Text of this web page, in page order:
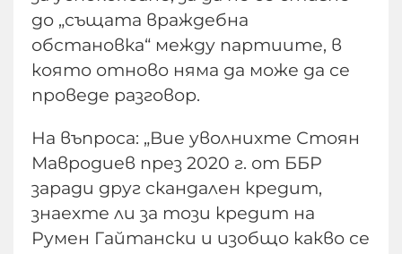
до „същата враждебна
обстановка“ между партиите, в
която отново няма да може да се
проведе разговор.
На въпроса: „Вие уволнихте Стоян
Мавродиев през 2020 г. от ББР
заради друг скандален кредит,
знаехте ли за този кредит на
Румен Гайтански и изобщо какво се